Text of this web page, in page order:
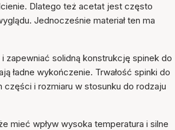
Dlatego też acetat jest często
Jednocześnie materiał ten ma
solidną konstrukcję spinek do
ładne wykończenie. Trwałość spinki do
części i rozmiaru w stosunku do rodzaju
mieć wpływ wysoka temperatura i silne